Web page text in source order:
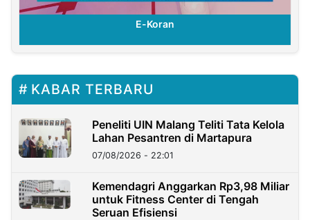
E-Koran
KABAR TERBARU
Peneliti UIN Malang Teliti Tata Kelola
Lahan Pesantren di Martapura
07/08/2026 - 22:01
Kemendagri Anggarkan Rp3,98 Miliar
untuk Fitness Center di Tengah
Seruan Efisiensi